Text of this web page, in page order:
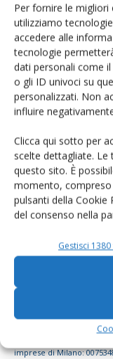
Per fornire le
utilizziamo
accedere alle
tecnologie
dati personali come
o gli ID univoci su
personalizzati. Non
influire
Clicca qui sotto per
scelte dettagliate. Le
questo sito. È
momento,
pulsanti della Cookie
del consenso nella
Gestisci
Rimani
Iscriviti
© Tecniche Nuove Spa.
imprese di Milano: